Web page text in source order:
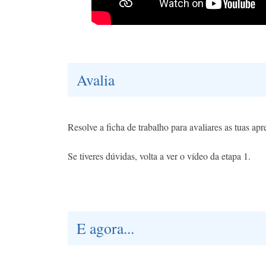
Avalia
Resolve a ficha de trabalho para avaliares as tuas
Se tiveres dúvidas, volta a ver o vídeo da etapa 1.
E agora...